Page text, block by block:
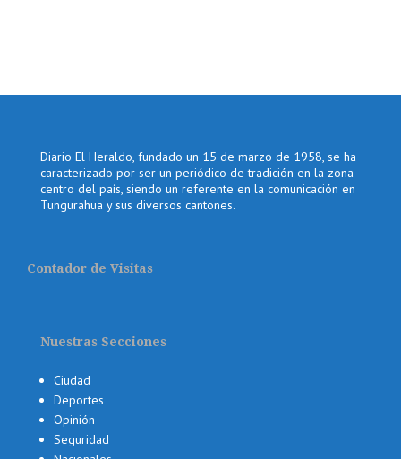
Diario El Heraldo, fundado un 15 de marzo de 1958, se ha
caracterizado por ser un periódico de tradición en la zona
centro del país, siendo un referente en la comunicación en
Tungurahua y sus diversos cantones.
Contador de Visitas
Nuestras Secciones
Ciudad
Deportes
Opinión
Seguridad